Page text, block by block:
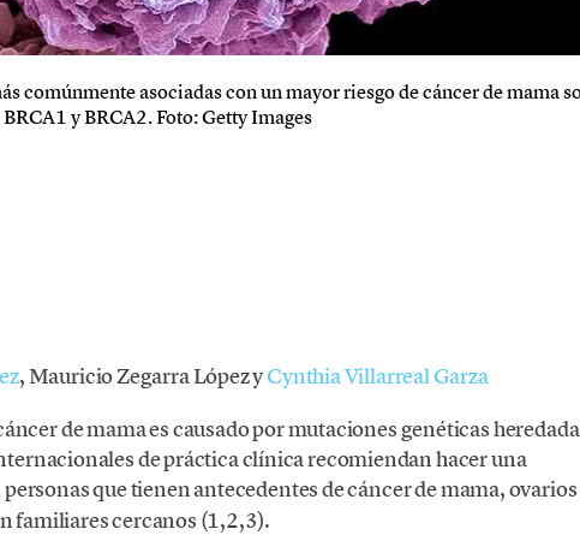
comúnmente asociadas con un mayor riesgo de cáncer de mama
y BRCA2. Foto: Getty Images
, Mauricio Zegarra López yCynthia Villarreal Garza
de mama es causado por mutaciones genéticas
de práctica clínica recomiendan hacer una
personas que tienen antecedentes de cáncer de mama, ovarios
familiares cercanos (1,2,3).